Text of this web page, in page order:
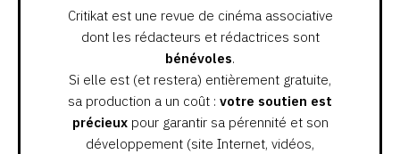
Critikat est une revue de cinéma associative
dont les rédacteurs et rédactrices sont
bénévoles.
Si elle est (et restera) entièrement gratuite,
sa production a un coût : votre soutien est
précieuxpour garantir sa pérennité et son
développement (site Internet, vidéos,